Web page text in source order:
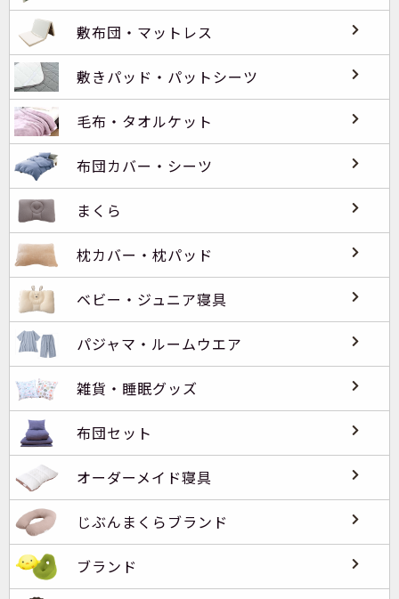
敷布団・マットレス
敷きパッド・パットシーツ
毛布・タオルケット
布団カバー・シーツ
まくら
枕カバー・枕パッド
ベビー・ジュニア寝具
パジャマ・ルームウエア
雑貨・睡眠グッズ
布団セット
オーダーメイド寝具
じぶんまくらブランド
ブランド